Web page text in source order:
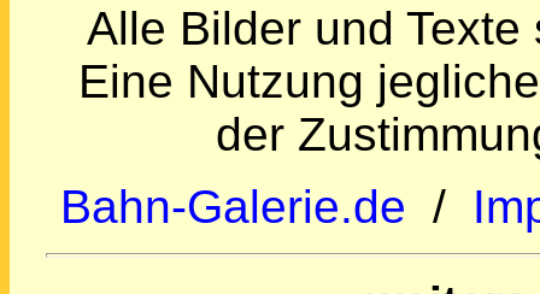
Alle Bilder und
Eine Nutzung
der
Bahn-Galerie.de /